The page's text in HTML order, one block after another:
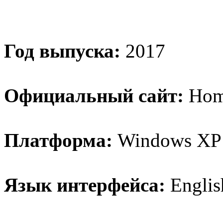
Год выпуска: 2017
Официальный сайт:
Платформа: Windows
Язык интерфейса: